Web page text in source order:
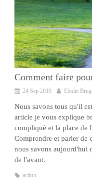
24 Sep 2019 Elodie
Nous savons tous qu'il
article je vous explique
compliqué et la place de
Comprendre et parler de
nous savons aujourd'hui
de l'avant.
action